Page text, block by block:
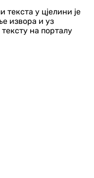
текста у цјелини је
извора и уз
на порталу